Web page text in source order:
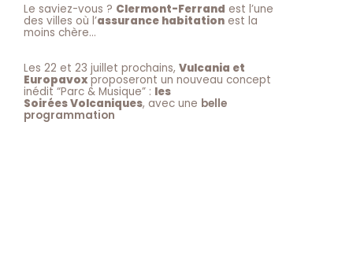
Le saviez-vous ? Clermont-Ferrand est l’une
des villes où l’assurance habitation est la
moins chère…
Les 22 et 23 juillet prochains, Vulcania et
Europavoxproposeront un nouveau concept
inédit “Parc & Musique” : les
Soirées Volcaniques, avec une belle
programmation